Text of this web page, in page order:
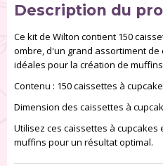
Description du
Ce kit de Wilton contient 150
ombre, d'un grand assortiment de
idéales pour la création de
Contenu : 150 caissettes à
Dimension des caissettes à
Utilisez ces caissettes à
muffins pour un résultat optimal.